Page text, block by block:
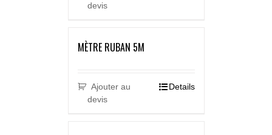
devis
MÈTRE RUBAN 5M
Ajouter au
devis
Details